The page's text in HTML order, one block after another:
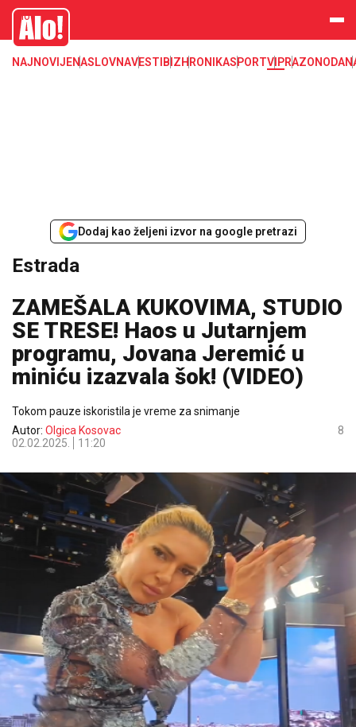
Estrada, poznati, VIP
Alo
NAJNOVIJENASLOVNAVESTI BIZHRONIKASPORTVIPRAZONODA
Dodaj kao željeni izvor na google pretrazi
Estrada
ZAMEŠALA KUKOVIMA, STUDIO
SE TRESE! Haos u Jutarnjem
programu, Jovana Jeremić u
miniću izazvala šok! (VIDEO)
Tokom pauze iskoristila je vreme za snimanje
Autor: Olgica Kosovac
02.02.2025.
11:20
8